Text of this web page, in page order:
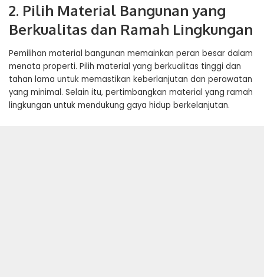
2. Pilih Material Bangunan yang
Berkualitas dan Ramah Lingkungan
Pemilihan material bangunan memainkan peran besar dalam
menata properti. Pilih material yang berkualitas tinggi dan
tahan lama untuk memastikan keberlanjutan dan perawatan
yang minimal. Selain itu, pertimbangkan material yang ramah
lingkungan untuk mendukung gaya hidup berkelanjutan.